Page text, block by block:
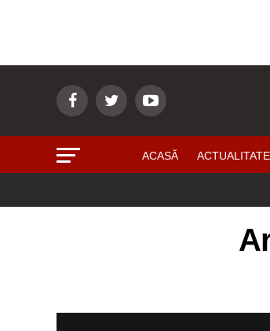
ACASĂ ACTUALITATE